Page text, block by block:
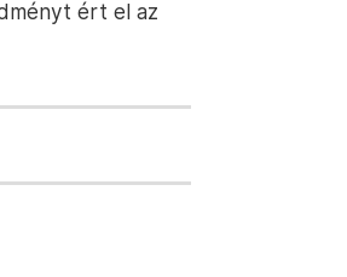
ért el az